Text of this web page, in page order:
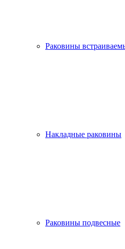
Раковины
Накладные раковины
Раковины подвесные